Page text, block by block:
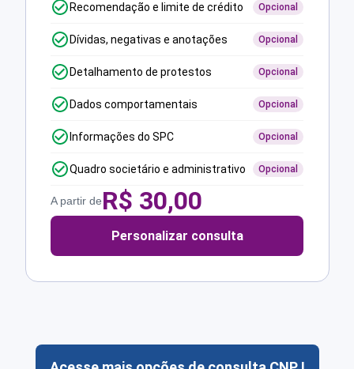
Recomendação e limite de crédito Opcional
Dívidas, negativas e anotações Opcional
Detalhamento de protestos Opcional
Dados comportamentais Opcional
Informações do SPC Opcional
Quadro societário e administrativo Opcional
A partir deR$ 30,00
Personalizar consulta